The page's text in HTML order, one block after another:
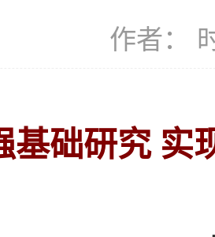
作者：
基础研究 实